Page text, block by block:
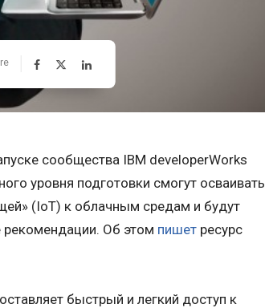
сообщества IBM developerWorks
уровня подготовки смогут осваивать
(IoT) к облачным средам и будут
рекомендации. Об этом пишет ресурс
быстрый и легкий доступ к